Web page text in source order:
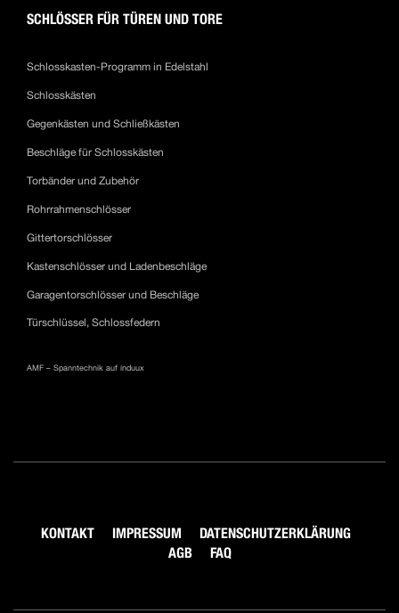
SCHLÖSSER FÜR TÜREN UND TORE
Schlosskasten-Programm in Edelstahl
Schlosskästen
Gegenkästen und Schließkästen
Beschläge für Schlosskästen
Torbänder und Zubehör
Rohrrahmenschlösser
Gittertorschlösser
Kastenschlösser und Ladenbeschläge
Garagentorschlösser und Beschläge
Türschlüssel, Schlossfedern
AMF – Spanntechnik auf induux
KONTAKT IMPRESSUM
DATENSCHUTZERKLÄRUNG
AGB
FAQ